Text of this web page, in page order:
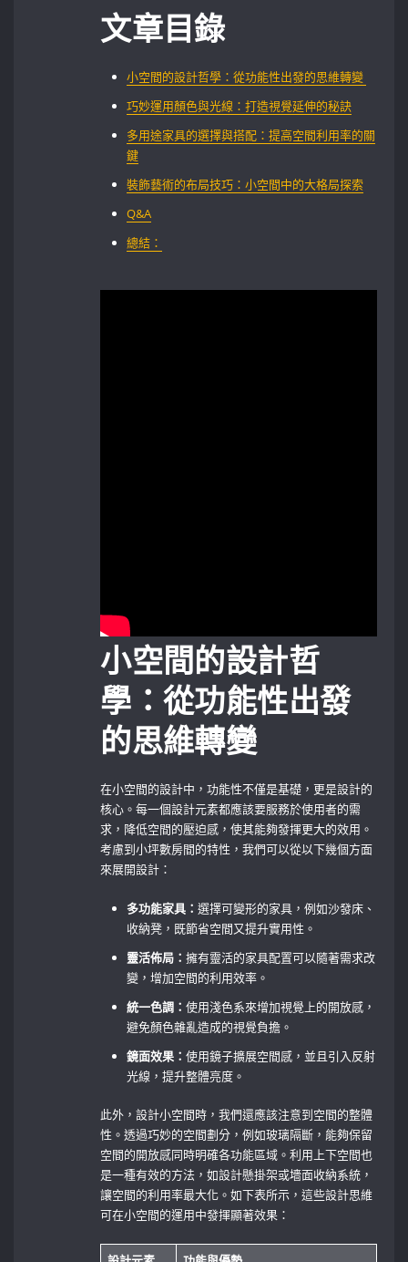
文章目錄
小空間的設計哲學：從功能性出發的思維轉變 ⁣
巧妙運用顏色與光線：打造視覺延伸的秘訣
多用途家具的選擇與搭配：提高空間利用率的關
鍵
裝飾藝術的布局技巧：小空間中的大格局探索
Q&A
總結：
小空間的設計哲
學：從功能性出發
的思維轉變
在小空間的設計中，功能性不僅是基礎，更是設計的
核心。每一個設計元素都應該要服務於使用者的需
求，降低空間的壓迫感，使其能夠發揮更大的效用。
考慮到小坪數房間的特性，我們可以從以下幾個方面
來展開設計：
多功能家具：選擇可變形的家具，例如沙發床、
收納凳，既節省空間又提升實用性。
靈活佈局：擁有靈活的家具配置可以隨著需求改
變，增加空間的利用效率。
統一色調：使用淺色系來增加視覺上的開放感，
避免顏色雜亂造成的視覺負擔。
鏡面效果：使用鏡子擴展空間感，並且引入反射
光線，提升整體亮度。
此外，設計小空間時，我們還應該注意到空間的整體
性。透過巧妙的空間劃分，例如玻璃隔斷，能夠保留
空間的開放感同時明確各功能區域。利用上下空間也
是一種有效的方法，如設計懸掛架或墻面收納系統，
讓空間的利用率最大化。如下表所示，這些設計思維
可在小空間的運用中發揮顯著效果：